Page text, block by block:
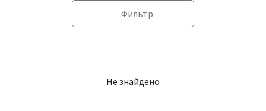
Фильтр
Не знайдено